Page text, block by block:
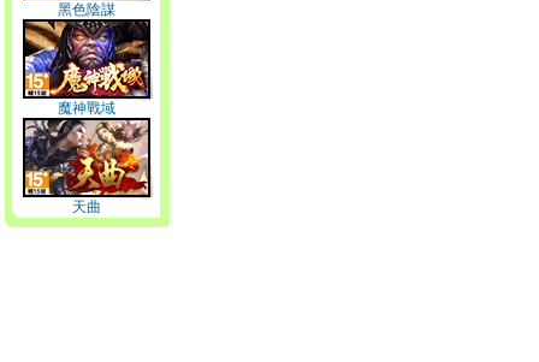
黑色陰謀
魔神戰域
天曲